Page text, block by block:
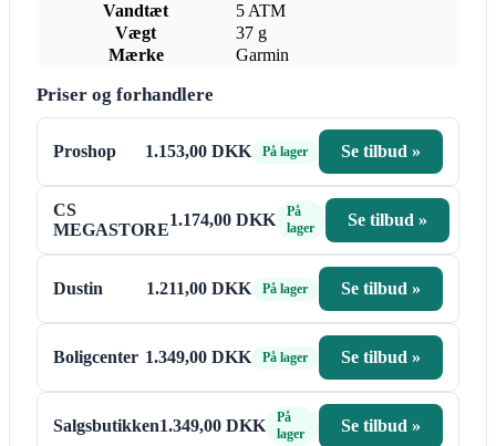
Vandtæt
5 ATM
Vægt
37 g
Mærke
Garmin
Priser og forhandlere
Proshop 1.153,00 DKK På lager Se tilbud »
CS
MEGASTORE
1.174,00 DKK
På
lager
Se tilbud »
Dustin 1.211,00 DKK På lager Se tilbud »
Boligcenter 1.349,00 DKK På lager Se tilbud »
Salgsbutikken1.349,00 DKK
På
lager
Se tilbud »